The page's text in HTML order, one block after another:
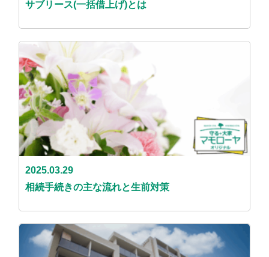
サブリース(一括借上げ)とは
2025.03.29
相続手続きの主な流れと生前対策